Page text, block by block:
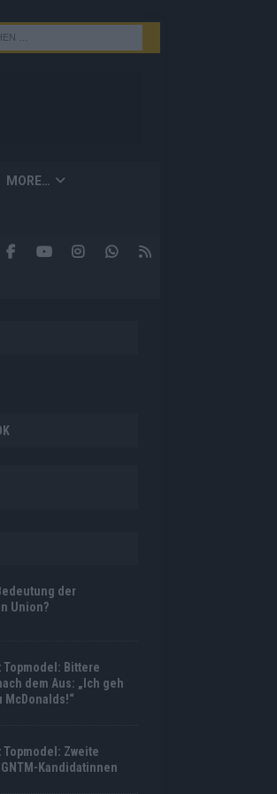
MORE…
der
Union?
Topmodel: Bittere
dem Aus: „Ich geh
Topmodel: Zweite
Kandidatinnen